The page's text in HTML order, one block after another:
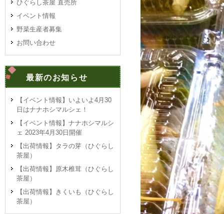
ひぐらし茶屋 直売所
イベント情報
野菜生産者募集
お問い合わせ
最新のお知らせ
【イベント情報】いよいよ4月30
日はナナホシマルシェ！
【イベント情報】ナナホシマルシ
ェ 2023年4月30日開催
【出荷情報】タラの芽（ひぐらし
茶屋）
【出荷情報】原木椎茸（ひぐらし
茶屋）
【出荷情報】きくいも（ひぐらし
茶屋）